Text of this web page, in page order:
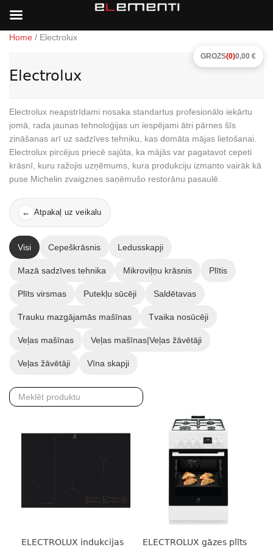
Home / Electrolux
Electrolux
Electrolux neapstrīdami nosaka standartus profesionālo iekārtu
jomā, rada jaunas tehnoloģijas un iespējami ātri pārnes šīs
zināšanas arī uz sadzīves tehniku, kas domāta mājas lietošanai.
Electrolux pircējus priecē sajūta, ka mājās var pagatavot cepeti
krāsnī, kuru ražojis uzņēmums, kura produkciju izmanto vairāk kā
puse Michelin zvaigznes saņēmušo restorānu pasaulē.
← Atpakaļ uz veikalu
Visi Cepeškrāsnis Ledusskapji
Mazā sadzīves tehnika Mikroviļņu krāsnis Plītis
Plīts virsmas Putekļu sūcēji Saldētavas
Trauku mazgājamās mašīnas Tvaika nosūcēji
Veļas mašīnas Veļas mašīnas|Veļas žāvētāji
Veļas žāvētāji Vīna skapji
ELECTROLUX indukcijas
ELECTROLUX gāzes plīts
GROZS(0)0,00 €